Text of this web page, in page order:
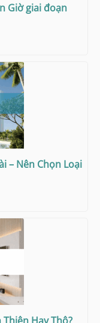
Giờ giai đoạn
– Nên Chọn Loại